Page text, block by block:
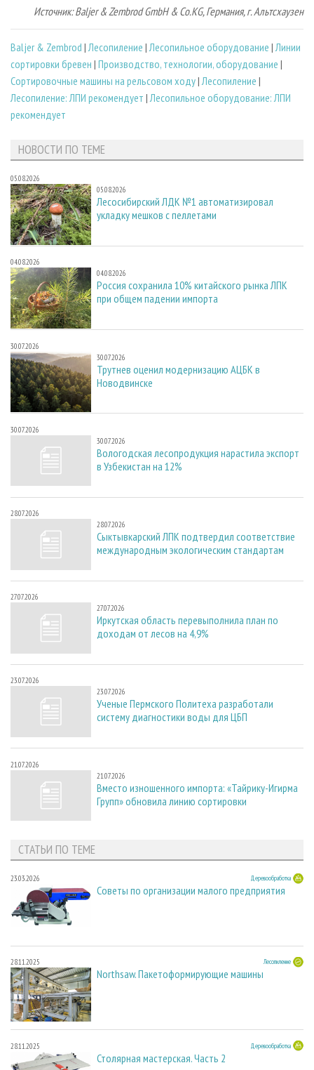
Источник: Baljer & Zembrod GmbH & Co.KG, Германия, г. Альтсхаузен
Baljer & Zembrod | Лесопиление | Лесопильное оборудование | Линии
сортировки бревен | Производство, технологии, оборудование |
Сортировочные машины на рельсовом ходу| Лесопиление |
Лесопиление: ЛПИ рекомендует | Лесопильное оборудование: ЛПИ
рекомендует
НОВОСТИ ПО ТЕМЕ
05.08.2026
05.08.2026
Лесосибирский ЛДК №1 автоматизировал
укладку мешков с пеллетами
04.08.2026
04.08.2026
Россия сохранила 10% китайского рынка ЛПК
при общем падении импорта
30.07.2026
30.07.2026
Трутнев оценил модернизацию АЦБК в
Новодвинске
30.07.2026
30.07.2026
Вологодская лесопродукция нарастила экспорт
в Узбекистан на 12%
28.07.2026
28.07.2026
Сыктывкарский ЛПК подтвердил соответствие
международным экологическим стандартам
27.07.2026
27.07.2026
Иркутская область перевыполнила план по
доходам от лесов на 4,9%
23.07.2026
23.07.2026
Ученые Пермского Политеха разработали
систему диагностики воды для ЦБП
21.07.2026
21.07.2026
Вместо изношенного импорта: «Тайрику-Игирма
Групп» обновила линию сортировки
СТАТЬИ ПО ТЕМЕ
23.03.2026 Деревообработка
Советы по организации малого предприятия
28.11.2025 Лесопиление
Northsaw. Пакетоформирующие машины
28.11.2025 Деревообработка
Столярная мастерская. Часть 2